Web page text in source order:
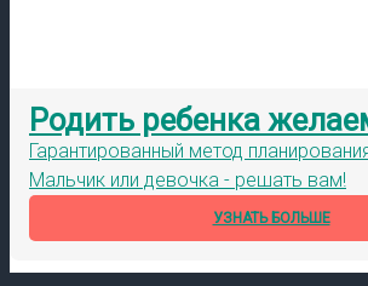
Родить ребенка
Гарантированный метод
Мальчик или девочка - решать вам!
УЗНАТЬ БОЛЬШЕ